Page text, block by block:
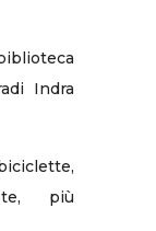
Indra
più